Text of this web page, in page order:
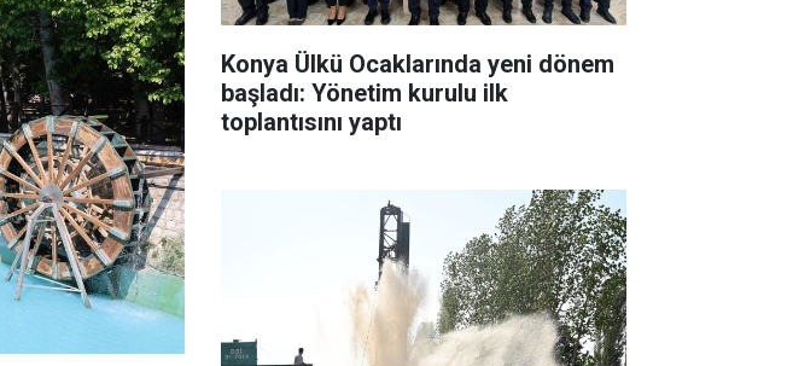
Konya Ülkü Ocaklarında yeni dönem
başladı: Yönetim kurulu ilk
toplantısını yaptı